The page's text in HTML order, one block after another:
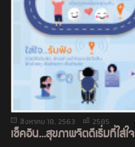
สิงหาคม 18, 2563 2585
เช็คอิน...สุขภาพจิตดีเริ่มที่ใส่ใจ